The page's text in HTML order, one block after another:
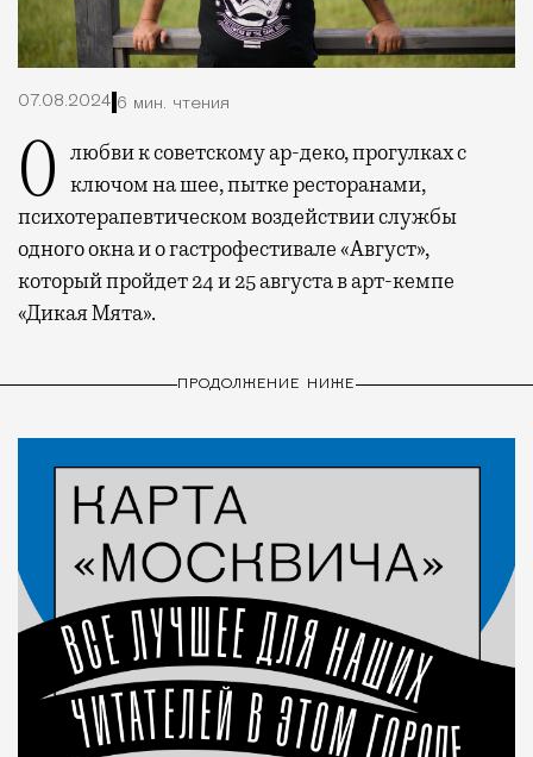
07.08.2024 6 мин. чтения
О любви к советскому ар-деко, прогулках с ключом на шее, пытке ресторанами,
психотерапевтическом воздействии службы
одного окна и о гастрофестивале «Август»,
который пройдет 24 и 25 августа в арт-кемпе
«Дикая Мята».
ПРОДОЛЖЕНИЕ НИЖЕ